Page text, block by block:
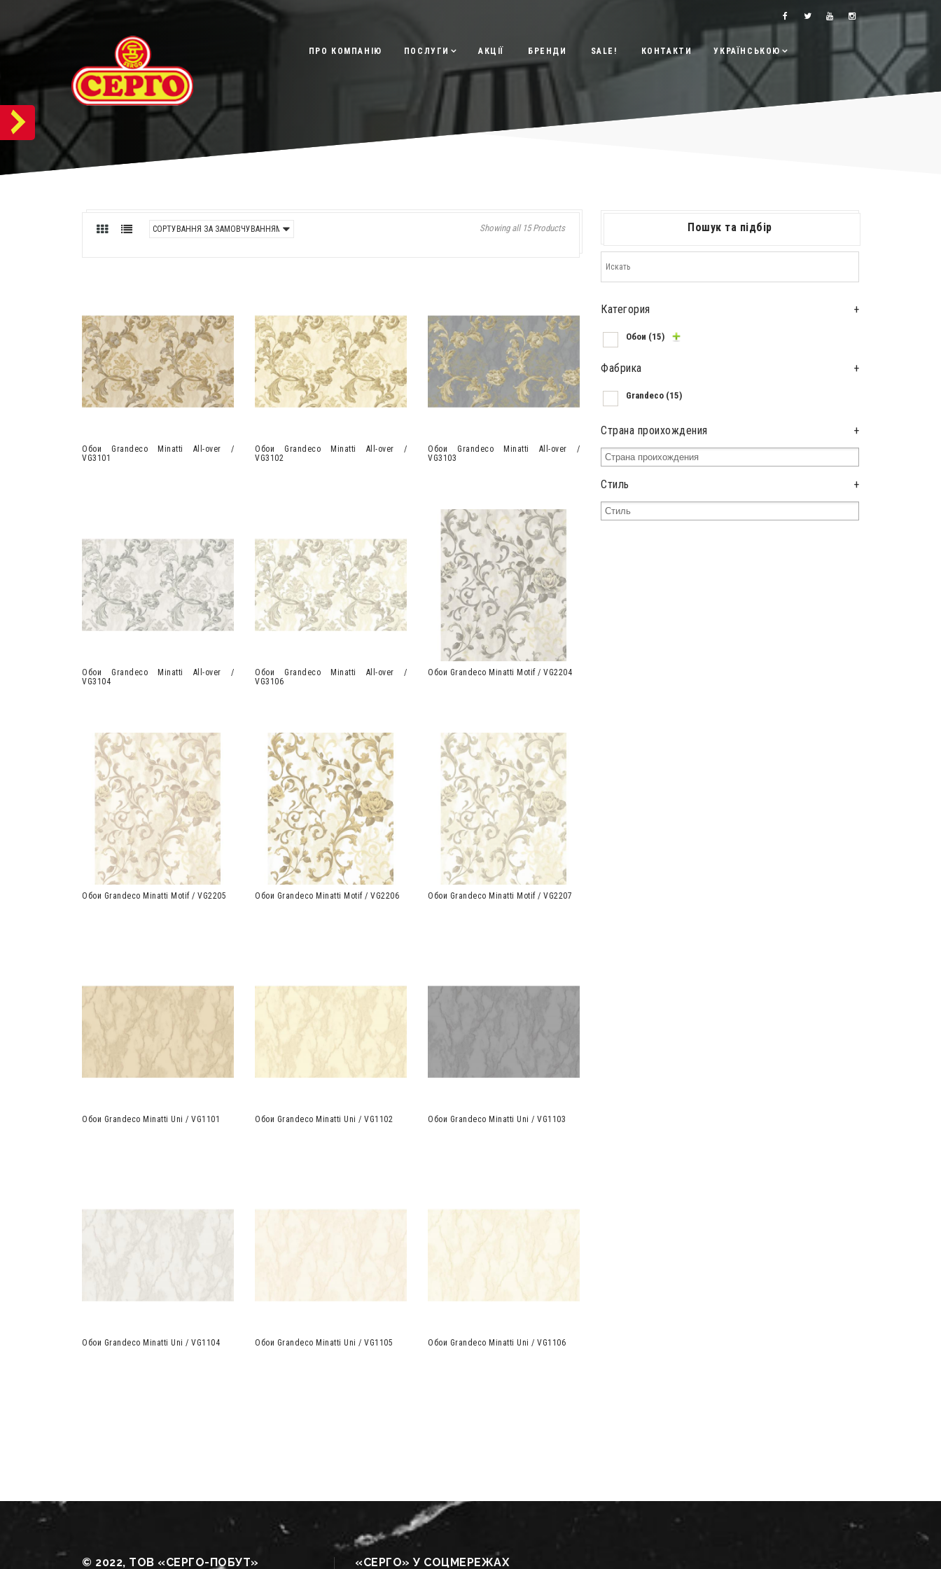
ПРО КОМПАНІЮ ПОСЛУГИ АКЦІЇ БРЕНДИ SALE! КОНТАКТИ УКРАЇНСЬКОЮ
Showing all 15 Products
Обои Grandeco Minatti All-over /
VG3101
Обои Grandeco Minatti All-over /
VG3102
Обои Grandeco Minatti All-over /
VG3103
Обои Grandeco Minatti All-over /
VG3104
Обои Grandeco Minatti All-over /
VG3106
Обои Grandeco Minatti Motif / VG2204
Обои Grandeco Minatti Motif / VG2205 Обои Grandeco Minatti Motif / VG2206 Обои Grandeco Minatti Motif / VG2207
Обои Grandeco Minatti Uni / VG1101 Обои Grandeco Minatti Uni / VG1102 Обои Grandeco Minatti Uni / VG1103
Обои Grandeco Minatti Uni / VG1104 Обои Grandeco Minatti Uni / VG1105 Обои Grandeco Minatti Uni / VG1106
Пошук та підбір
Категория +
Обои (15)
Фабрика +
Grandeco (15)
Страна проихождения +
Стиль +
© 2022, ТОВ «СЕРГО-ПОБУТ» «СЕРГО» У СОЦМЕРЕЖАХ